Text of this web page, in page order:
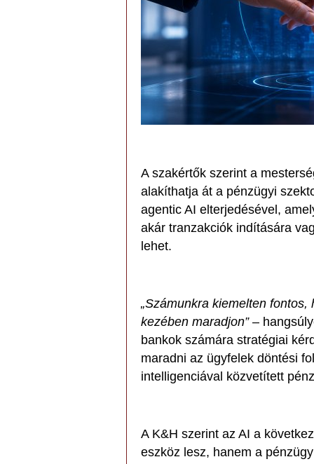
A szakértők szerint a
alakíthatja át a pénzügyi
agentic AI elterjedésével,
akár tranzakciók indítására
lehet.
„Számunkra kiemelten
kezében maradjon”–
bankok számára stratégiai
maradni az ügyfelek döntési
intelligenciával közvetített
A K&H szerint az AI a
eszköz lesz, hanem a